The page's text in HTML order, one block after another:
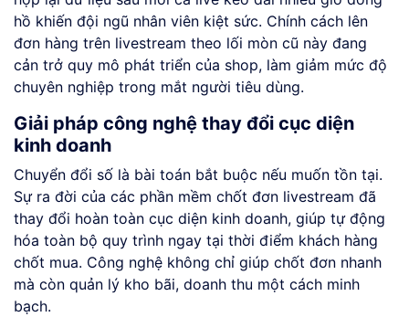
hồ khiến đội ngũ nhân viên kiệt sức. Chính cách lên
đơn hàng trên livestream theo lối mòn cũ này đang
cản trở quy mô phát triển của shop, làm giảm mức độ
chuyên nghiệp trong mắt người tiêu dùng.
Giải pháp công nghệ thay đổi cục diện
kinh doanh
Chuyển đổi số là bài toán bắt buộc nếu muốn tồn tại.
Sự ra đời của các phần mềm chốt đơn livestream đã
thay đổi hoàn toàn cục diện kinh doanh, giúp tự động
hóa toàn bộ quy trình ngay tại thời điểm khách hàng
chốt mua. Công nghệ không chỉ giúp chốt đơn nhanh
mà còn quản lý kho bãi, doanh thu một cách minh
bạch.